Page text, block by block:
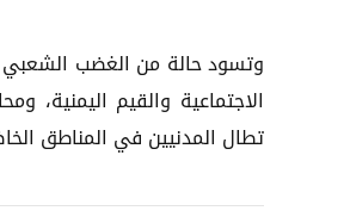
وتسود حالة من الغضب الشعبي
الاجتماعية والقيم
تطال المدنيين في المناطق